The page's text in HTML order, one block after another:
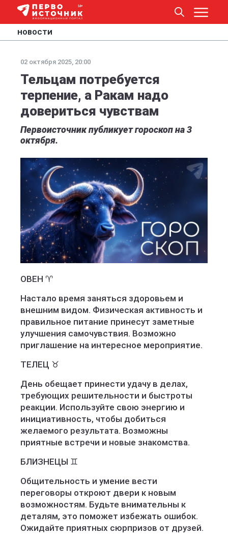
НОВОСТИ
02 октября 2025, 20:00
Тельцам потребуется
терпение, а Ракам надо
довериться чувствам
Первоисточник публикует гороскоп на 3
октября.
ОВЕН ♈️
Настало время заняться здоровьем и
внешним видом. Физическая активность и
правильное питание принесут заметные
улучшения самочувствия. Возможно
приглашение на интересное мероприятие.
ТЕЛЕЦ ♉️
День обещает принести удачу в делах,
требующих решительности и быстроты
реакции. Используйте свою энергию и
инициативность, чтобы добиться
желаемого результата. Возможны
приятные встречи и новые знакомства.
БЛИЗНЕЦЫ ♊️
Общительность и умение вести
переговоры откроют двери к новым
возможностям. Будьте внимательны к
деталям, это поможет избежать ошибок.
Ожидайте приятных сюрпризов от друзей.